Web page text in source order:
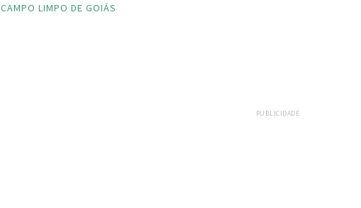
CAMPO LIMPO DE GOIÁS
PUBLICIDADE